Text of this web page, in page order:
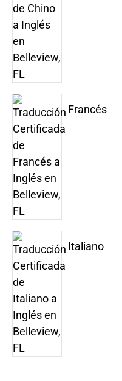
Francés
Italiano